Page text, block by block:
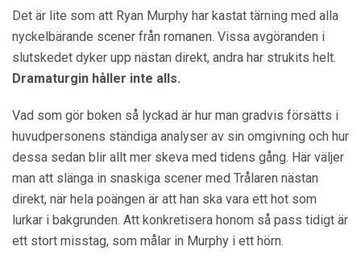
Det är lite som att Ryan Murphy har kastat tärning med alla
nyckelbärande scener från romanen. Vissa avgöranden i
slutskedet dyker upp nästan direkt, andra har strukits helt.
Dramaturgin håller inte alls.
Vad som gör boken så lyckad är hur man gradvis försätts i
huvudpersonens ständiga analyser av sin omgivning och hur
dessa sedan blir allt mer skeva med tidens gång. Här väljer
man att slänga in snaskiga scener med Trålaren nästan
direkt, när hela poängen är att han ska vara ett hot som
lurkar i bakgrunden. Att konkretisera honom så pass tidigt är
ett stort misstag, som målar in Murphy i ett hörn.